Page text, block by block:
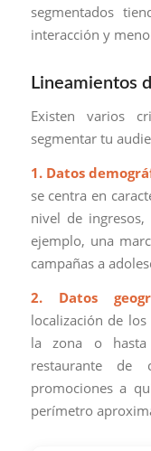
segmentados
interacción y
Lineamientos
Existen varios
segmentar tu
1. Datos
se centra en
nivel de
ejemplo, una
campañas a
2. Datos
localización de
la zona o
restaurante de
promociones a
perímetro